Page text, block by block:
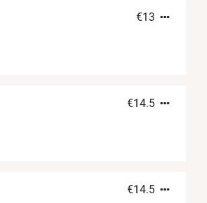
€13
€14.5
€14.5